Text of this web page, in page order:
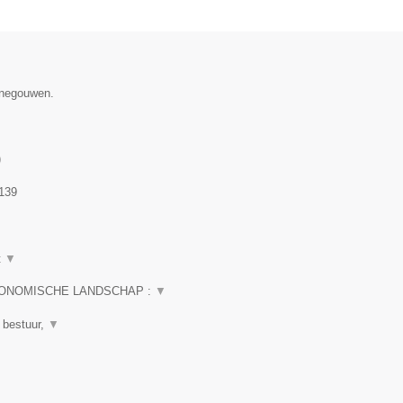
▼
LANDSCHAP : ▼
▼